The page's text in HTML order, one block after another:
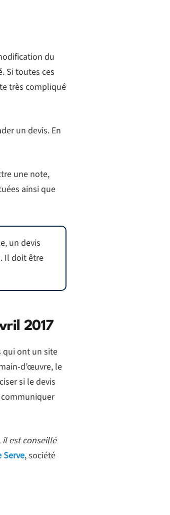
du
Si toutes ces
très compliqué
un devis. En
une note,
ainsi que
un devis
Il doit être
2017
qui ont un site
d’œuvre, le
si le devis
il est conseillé
Serve, société